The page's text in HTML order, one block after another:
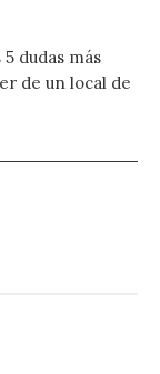
dudas más
de un local de